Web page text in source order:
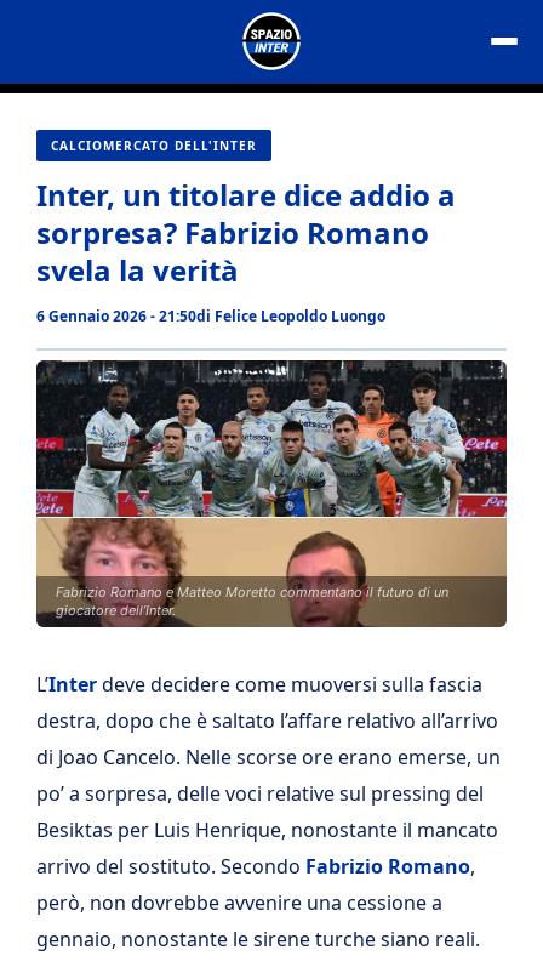
contenuto
CALCIOMERCATO DELL'INTER
Inter, un titolare dice addio a
sorpresa? Fabrizio Romano
svela la verità
6 Gennaio 2026 - 21:50di Felice Leopoldo Luongo
Fabrizio Romano e Matteo Moretto commentano il futuro di un
giocatore dell’Inter.
L’Interdeve decidere come muoversi sulla fascia
destra, dopo che è saltato l’affare relativo all’arrivo
di Joao Cancelo. Nelle scorse ore erano emerse, un
po’ a sorpresa, delle voci relative sul pressing del
Besiktas per Luis Henrique, nonostante il mancato
arrivo del sostituto. Secondo Fabrizio Romano,
però, non dovrebbe avvenire una cessione a
gennaio, nonostante le sirene turche siano reali.